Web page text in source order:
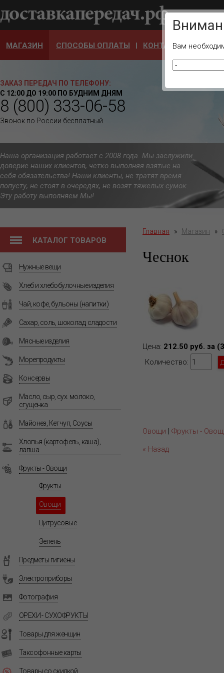
Ваш
МАГАЗИН СПОСОБЫ ОПЛАТЫ КОНТАКТЫ
ЗАКАЗ ПЕРЕДАЧ ПО ТЕЛЕФОНУ:
С 12:00 ДО 19:00 ПО БУДНИМ ДНЯМ
8 (800) 333-06-58
Звонок по России бесплатный
Наша организация работает с 2008 года. Мы заслужили
доверие наших клиентов, четко выполняя взятые на
себя обязательства! Наши клиенты, не тратят время
попусту, не стоят в очередях, не возят тяжелых сумок.
Эту работу выполняем Мы!
КАТАЛОГ ТОВАРОВ
Нужные вещи
Хлеб и хлебобулочные изделия
Чай, кофе, бульоны (напитки)
Сахар, соль, шоколад, сладости
Мясные изделия
Морепродукты
Консервы
Масло, сыр, сух. молоко,
сгущенка
Майонез, Кетчуп, Соусы
Хлопья (картофель, каша),
лапша
Фрукты - Овощи
Фрукты
Овощи
Цитрусовые
Зелень
Предметы гигиены
Электроприборы
Фотография
ОРЕХИ - СУХОФРУКТЫ
Товары для женщин
Таксофонные карты
Товары со скидкой
Главная » Магазин »
Чеснок
Цена: 212.50 руб. за
Количество:
Овощи | Фрукты -
« Назад
Вам